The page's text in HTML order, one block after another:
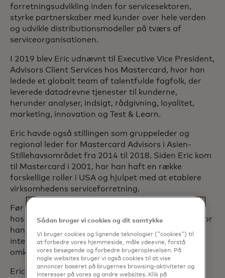
forretningsudvikling inden for servicesektoren,
styrke partnerskaber med kunder over hele verden
og udvikle distributionsmodeller på tværs af
serviceorganisationen.
I 2019 blev Eric udnævnt til Executive Vice President,
Advisors Client Services hos Mastercard, hvor han
ledede et globalt team af talentfulde fagfolk, der
leverede datadrevne tjenester til kunderne,
herunder analyser, indsigt, rådgivning, loyalitet,
marketing, innovation og Test & Learn.
Eric havde også stillingen som gruppeleder og
regional leder for Mastercard Advisors i Asien-
Stillehavsområdet fra 2014 til 2018. Siden Eric kom
til Mastercard i 2001, har han haft en række
forskellige roller i USA og hjulpet med at etablere
virksomhedens serviceforretning.
Før Eric kom til Mastercard i 2001, arbejdede han
hos konsulentfirmaet Edgar, Dunn & Company, hvor
han specialiserede sig i markedsadgangsstrategi,
interchange-analyse og aktivitetsbaserede
omkostningsstudier inden for betalingsbranchen.
Eric fik en Bachelor of Arts magna cum laude i
Sådan bruger vi cookies og dit samtykke
Vi bruger cookies og lignende teknologier ("cookies") til
at forbedre vores hjemmeside, måle ydeevne, forstå
vores besøgende og forbedre brugeroplevelsen. På
nogle websites bruger vi også cookies til at vise
annoncer baseret på brugernes browsing-aktiviteter og
interesser på vores og andre websites. Klik på